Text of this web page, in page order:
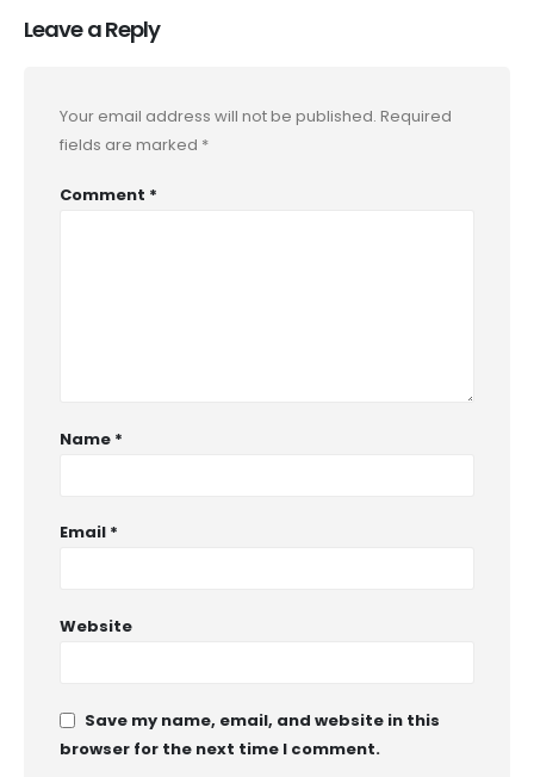
Leave a Reply
Your email address will not be published. Required
fields are marked *
Comment *
Name *
Email *
Website
Save my name, email, and website in this
browser for the next time I comment.